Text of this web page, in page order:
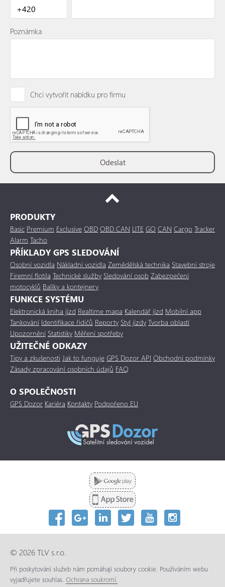
Poznámka
Chci vytvořit nabídku pro firmu
PRODUKTY
Basic Premium Exclusive OBD OBD CAN LITE GO CAN Cargo Tracker
Alarm Tacho
PŘÍKLADY GPS SLEDOVÁNÍ
Osobní vozidla Nákladní vozidla Zemědělská technika Stavební stroje
Firemní flotila Technické služby Sledování osob Zabezpečení
motocyklů Balíky a kontejnery
FUNKCE SYSTÉMU
Elektronická kniha jízd Realtime mapa Kalendář jízd Mobilní app
Tankování Identifikace řidičů Reporty Styl jízdy Tvorba oblastí
Upozornění Statistiky Měření spotřeby
UŽITEČNÉ ODKAZY
Tipy a zkušenosti Jak to funguje GPS Dozor API Obchodní podmínky
Zásady zpracování osobních údajů FAQ
O SPOLEČNOSTI
GPS Dozor Kariéra Kontakty Podpořeno EU
© 2026 TLV s.r.o.
Při poskytování služeb nám pomáhají soubory cookie. Používáním webu
vyjadřujete souhlas. Ochrana soukromí.